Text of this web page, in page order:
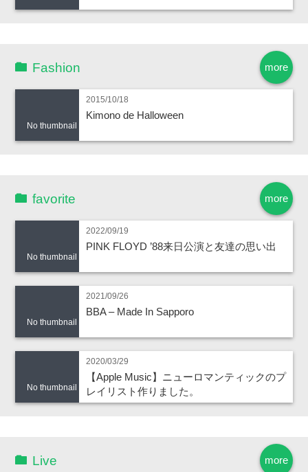
more
Fashion
No thumbnail
2015/10/18
Kimono de Halloween
more
favorite
No thumbnail
2022/09/19
PINK FLOYD ’88来日公演と友達の思い出
No thumbnail
2021/09/26
BBA – Made In Sapporo
No thumbnail
2020/03/29
【Apple Music】ニューロマンティックのプ
レイリスト作りました。
more
Live